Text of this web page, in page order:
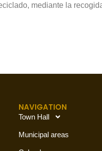
mediante la
NAVIGATION
Town Hall
Municipal areas